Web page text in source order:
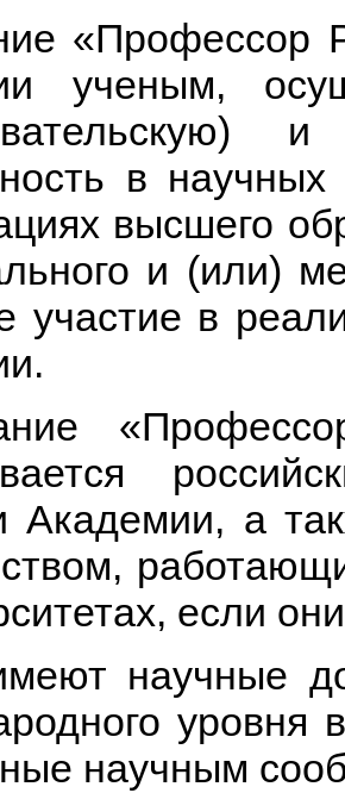
«Профессор
ученым,
в научных
высшего
и (или)
участие в
Академии, а
если
научные
уровня
научным